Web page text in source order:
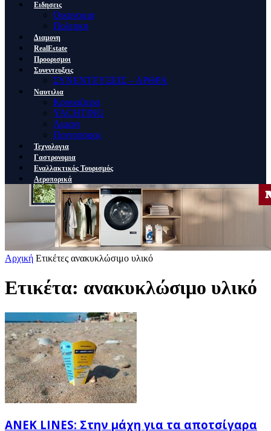
Ειδησεις
Οικονομια
Πολιτικη
Διαμονη
RealEstate
Προορισμοι
Συνεντευξεις
ΣΥΝΕΝΤΕΥΞΕΙΣ – ΑΡΘΡΑ
Ναυτιλια
Κρουαζιερα
YACHTING
Λιμανι
Ποντοπορος
Τεχνολογια
Γαστρονομια
Εναλλακτικός Τουρισμός
Αεροπορικά
Αρχική Ετικέτες ανακυκλώσιμο υλικό
Ετικέτα: ανακυκλώσιμο υλικό
ΑΝΕΚ LINES: Στην μάχη για τα αποτσίγαρα